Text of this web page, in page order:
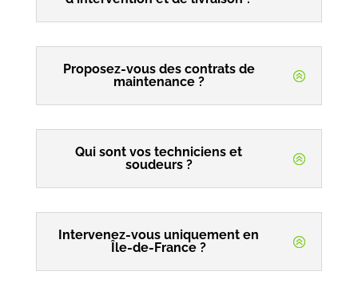
Proposez-vous des contrats de
maintenance ?
Qui sont vos techniciens et
soudeurs ?
Intervenez-vous uniquement en
Île-de-France ?